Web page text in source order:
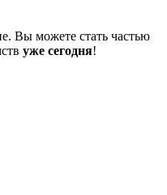
Вы можете стать частью
уже сегодня!